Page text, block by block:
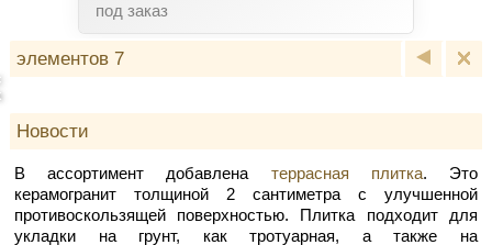
под заказ
элементов 7
Новости
В ассортимент добавлена террасная плитка. Это
керамогранит толщиной 2 сантиметра с улучшенной
противоскользящей поверхностью. Плитка подходит для
укладки на грунт, как тротуарная, а также на